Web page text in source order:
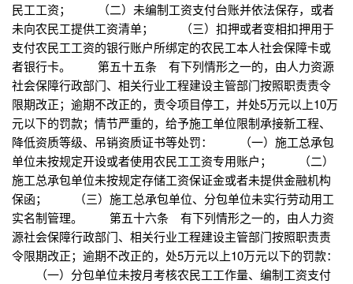
民工工资； （二）未编制工资支付台账并依法保存，或者
未向农民工提供工资清单； （三）扣押或者变相扣押用于
支付农民工工资的银行账户所绑定的农民工本人社会保障卡或
者银行卡。 第五十五条 有下列情形之一的，由人力资源
社会保障行政部门、相关行业工程建设主管部门按照职责责令
限期改正；逾期不改正的，责令项目停工，并处5万元以上10万
元以下的罚款；情节严重的，给予施工单位限制承接新工程、
降低资质等级、吊销资质证书等处罚： （一）施工总承包
单位未按规定开设或者使用农民工工资专用账户； （二）
施工总承包单位未按规定存储工资保证金或者未提供金融机构
保函； （三）施工总承包单位、分包单位未实行劳动用工
实名制管理。 第五十六条 有下列情形之一的，由人力资
源社会保障行政部门、相关行业工程建设主管部门按照职责责
令限期改正；逾期不改正的，处5万元以上10万元以下的罚款：
（一）分包单位未按月考核农民工工作量、编制工资支付